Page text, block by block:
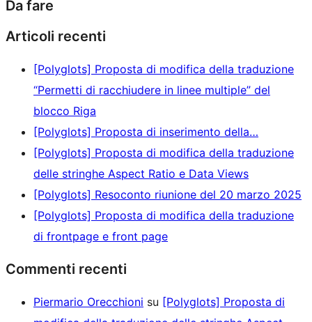
Da fare
Articoli recenti
[Polyglots] Proposta di modifica della traduzione
“Permetti di racchiudere in linee multiple” del
blocco Riga
[Polyglots] Proposta di inserimento della…
[Polyglots] Proposta di modifica della traduzione
delle stringhe Aspect Ratio e Data Views
[Polyglots] Resoconto riunione del 20 marzo 2025
[Polyglots] Proposta di modifica della traduzione
di frontpage e front page
Commenti recenti
Piermario Orecchioni su [Polyglots] Proposta di